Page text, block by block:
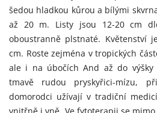
šedou hladkou kůrou a bílými
až 20 m. Listy jsou 12-20 cm
oboustranně plstnaté. Květenství
cm. Roste zejména v tropických
ale i na úbočích And až do výšky
tmavě rudou pryskyřici-mízu,
domorodci užívají v tradiční
vnitřně i vně. Ve fytoterapii se